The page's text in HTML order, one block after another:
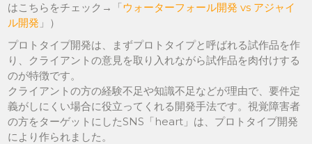
はこちらをチェック→「ウォーターフォール開発 vs アジャイ
ル開発 」）
プロトタイプ開発は、まずプロトタイプと呼ばれる試作品を作
り、クライアントの意見を取り入れながら試作品を肉付けする
のが特徴です。
クライアントの方の経験不足や知識不足などが理由で、要件定
義がしにくい場合に役立ってくれる開発手法です。視覚障害者
の方をターゲットにしたSNS「heart」は、プロトタイプ開発
により作られました。